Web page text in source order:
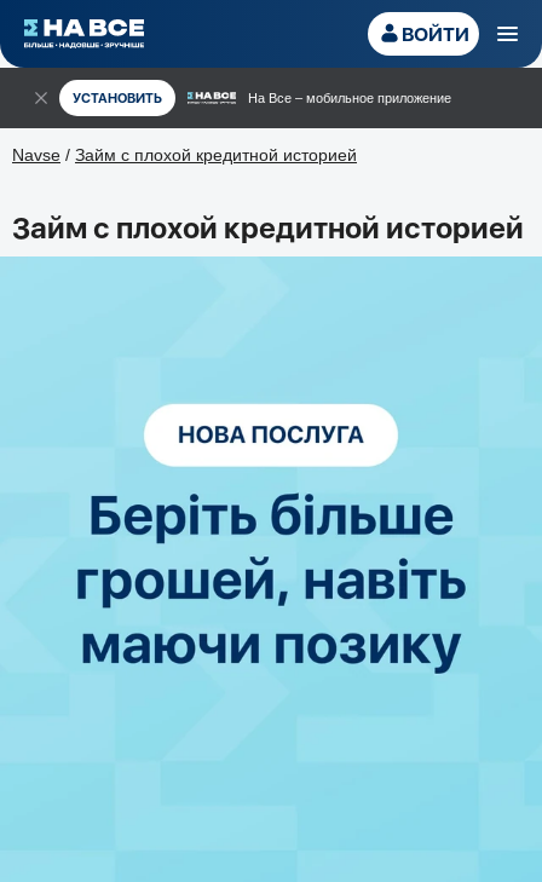
ВОЙТИ
УСТАНОВИТЬ На Все – мобильное приложение
Navse / Займ с плохой кредитной историей
Займ с плохой кредитной историей